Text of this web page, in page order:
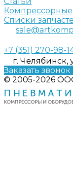
Списки
+7 (351) 270-98-
г. Челябинск,
Заказать звонок
© 2005-2026